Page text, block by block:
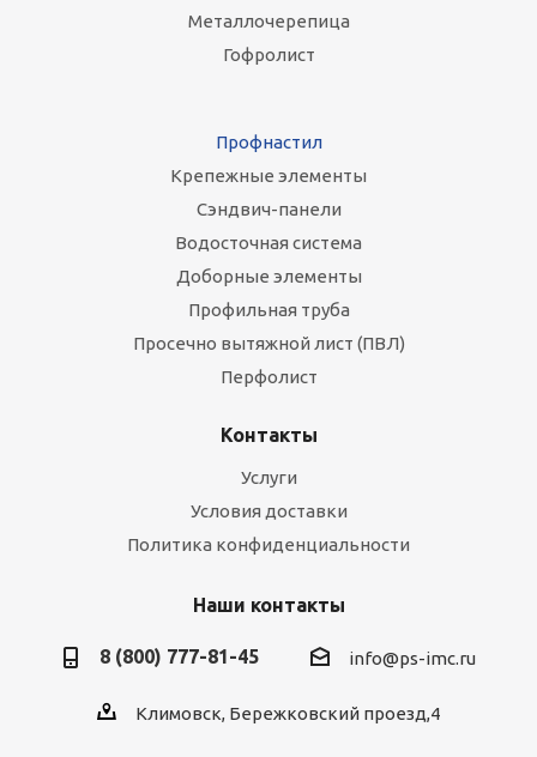
Металлочерепица
Гофролист
Профнастил
Крепежные элементы
Сэндвич-панели
Водосточная система
Доборные элементы
Профильная труба
Просечно вытяжной лист (ПВЛ)
Перфолист
Контакты
Услуги
Условия доставки
Политика конфиденциальности
Наши контакты
8 (800) 777-81-45 info@ps-imc.ru
Климовск, Бережковский проезд,4